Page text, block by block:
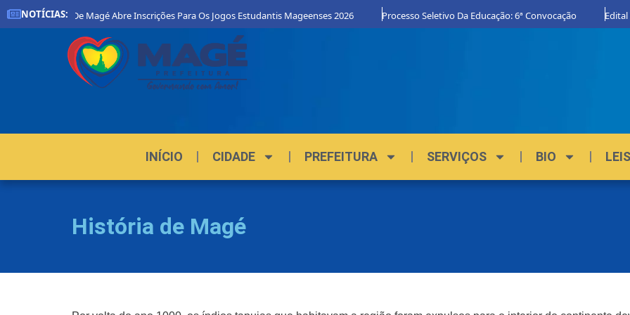
NOTÍCIAS:
Prefeitura De Magé Abre Inscrições Para Os Jogos Estudantis Mageenses 2026 Processo Seletivo Da Educação: 6ª Convocação Edital
INÍCIO CIDADE PREFEITURA SERVIÇOS BIO LEIS
História de Magé